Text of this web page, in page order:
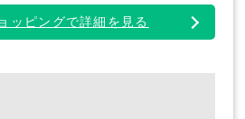
ッピングで詳細を見る